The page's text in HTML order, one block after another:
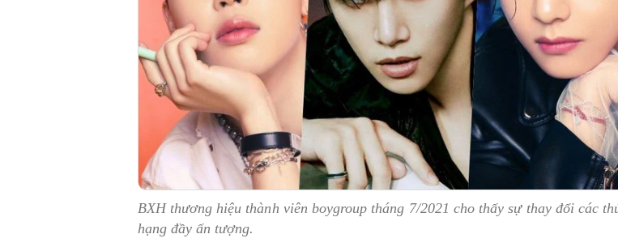
BXH thương hiệu thành viên boygroup tháng 7/2021 cho thấy sự thay đổi các
hạng đầy ấn tượng.